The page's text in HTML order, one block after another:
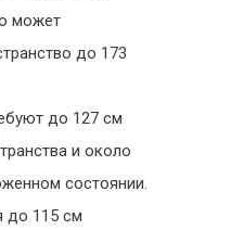
может
до 173
до 127 см
и около
состоянии.
до 115 см